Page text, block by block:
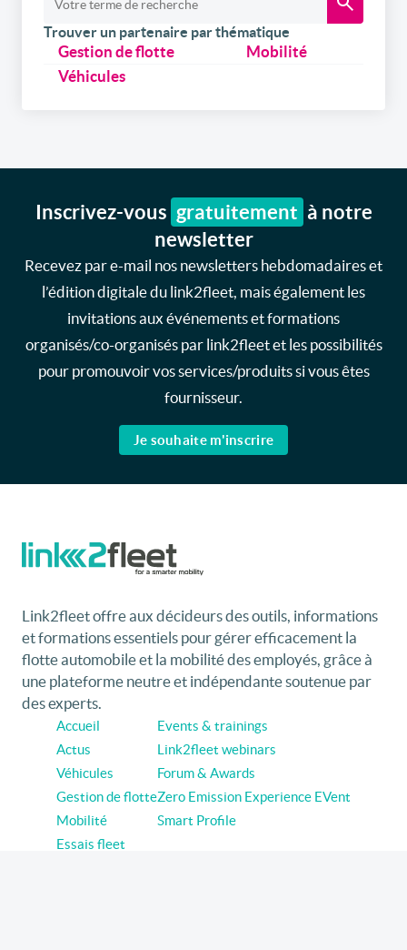
Trouver un partenaire par thématique
Gestion de flotte
Mobilité
Véhicules
Inscrivez-vous gratuitement à notre
newsletter
Recevez par e-mail nos newsletters hebdomadaires et
l’édition digitale du link2fleet, mais également les
invitations aux événements et formations
organisés/co-organisés par link2fleet et les possibilités
pour promouvoir vos services/produits si vous êtes
fournisseur.
Je souhaite m'inscrire
Link2fleet offre aux décideurs des outils, informations
et formations essentiels pour gérer efficacement la
flotte automobile et la mobilité des employés, grâce à
une plateforme neutre et indépendante soutenue par
des experts.
Accueil
Actus
Véhicules
Gestion de flotte
Mobilité
Essais fleet
Events & trainings
Link2fleet webinars
Forum & Awards
Zero Emission Experience EVent
Smart Profile